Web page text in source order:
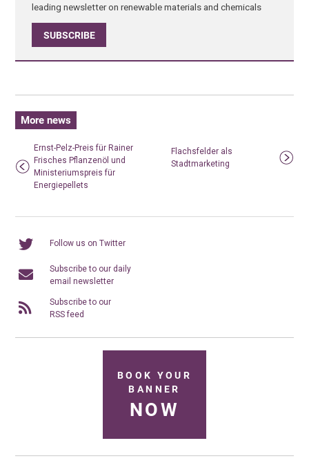
leading newsletter on renewable materials and chemicals
SUBSCRIBE
More news
Ernst-Pelz-Preis für Rainer
Frisches Pflanzenöl und
Ministeriumspreis für
Energiepellets
Flachsfelder als
Stadtmarketing
Follow us on Twitter
Subscribe to our daily
email newsletter
Subscribe to our
RSS feed
BOOK YOUR
BANNER
NOW